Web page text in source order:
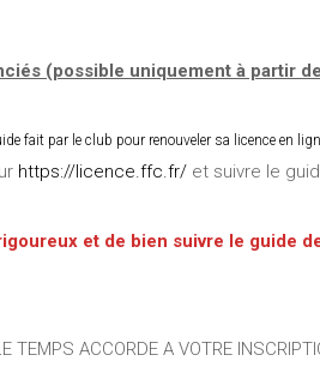
(possible uniquement à partir
fait par le club pour renouveler sa licence en
https://licence.ffc.fr/ et suivre le
et de bien suivre le guide
TEMPS ACCORDE A VOTRE